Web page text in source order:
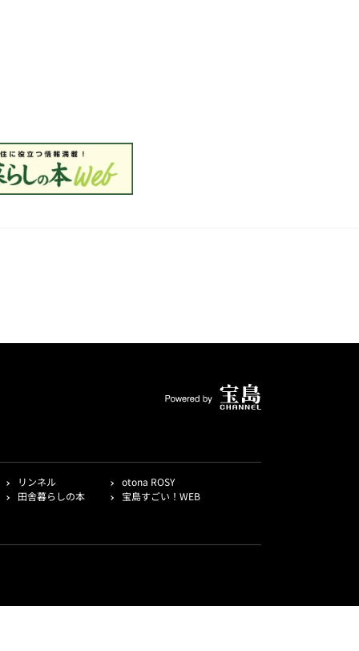
リンネル
otona ROSY
田舎暮らしの本
宝島すごい！WEB